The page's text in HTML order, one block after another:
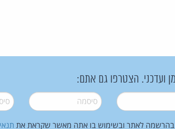
ועדכני. הצטרפו גם אתם:
סיסמה*
בהרשמה לאתר ובשימוש בו אתה מאשר שקראת את